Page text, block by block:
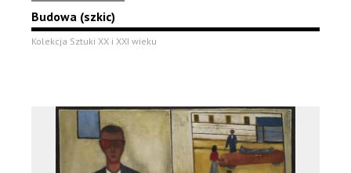
Budowa (szkic)
Kolekcja Sztuki XX i XXI wieku